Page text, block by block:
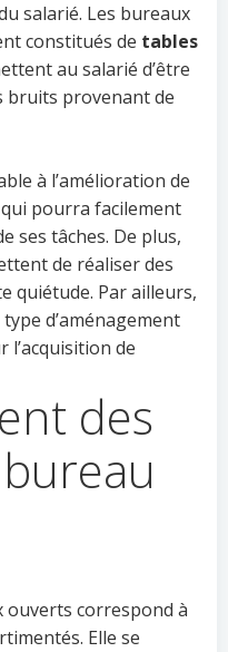
salarié. Les bureaux
constitués de tables
au salarié d’être
bruits provenant de
à l’amélioration de
pourra facilement
ses tâches. De plus,
de réaliser des
quiétude. Par ailleurs,
d’aménagement
de
des
correspond à
Elle se